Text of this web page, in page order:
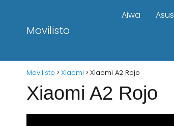
Movilisto
Aiwa Asus
Movilisto Xiaomi Xiaomi A2 Rojo
Xiaomi A2 Rojo